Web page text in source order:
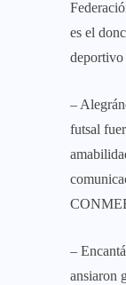
es el
–
futsal
–
ansiaron